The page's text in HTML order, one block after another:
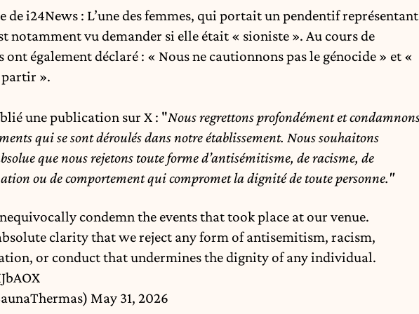
dei24News : L’une des femmes, qui portait un pendentif représentant
notamment vu demander si elle était « sioniste ». Au cours de
ont également déclaré : « Nous ne cautionnons pas le génocide » et «
partir ».
une publication sur X : "Nous regrettons profondément et
qui se sont déroulés dans notre établissement. Nous souhaitons
que nous rejetons toute forme d’antisémitisme, de racisme, de
ou de comportement qui compromet la dignité de toute personne."
condemn the events that took place at our venue.
clarity that we reject any form of antisemitism, racism,
or conduct that undermines the dignity of any individual.
May 31, 2026